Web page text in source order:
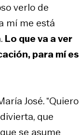
verlo de
mí me está
Lo que va a ver
para mí es
José. “Quiero
que
se asume